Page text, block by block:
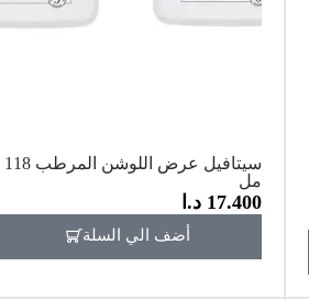
سيتافيل عرض اللوشن المرطب 118
مل
17.400 د.ا
أضف الي السلة